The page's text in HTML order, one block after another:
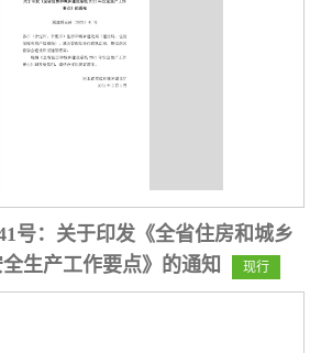
号：关于印发《全省住房和城乡
生产工作要点》的通知
现行